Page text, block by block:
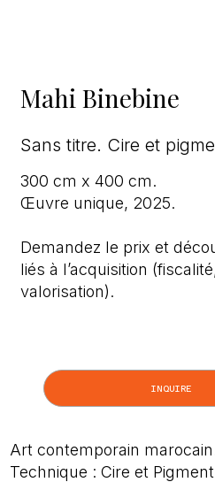
Mahi Binebine
Sans titre. Cire et
300 cm x 400 cm.
Œuvre unique, 2025.
Demandez le prix et
liés à l’acquisition
valorisation).
INQUIRE
Art contemporain
Technique : Cire et